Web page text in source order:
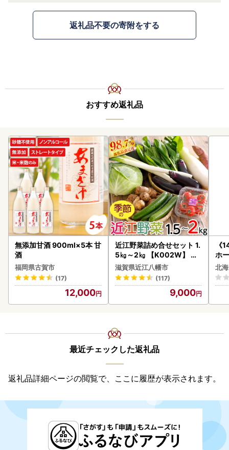
返礼品不要の寄附をする
おすすめ返礼品
無添加甘酒 900ml×5本 甘
酒
福岡県古賀市
(17)
12,000
近江野菜詰め合せセット 1.
5㎏～2㎏ 【K002W】 野
菜 旬 新鮮
滋賀県近江八幡市
(117)
9,000
《
ホ
( 飲
ク
贈
い
北
最近チェックした返礼品
返礼品詳細ページの閲覧で、ここに履歴が表示されます。